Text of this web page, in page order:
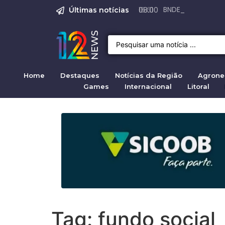
Últimas notícias 08:00 BNDES aprova R$
Justiça de SP
Emprego em
Empregos em
Crise migratória
Home Destaques Notícias da Região
Games
Internacional Litoral
Tag: fundo social